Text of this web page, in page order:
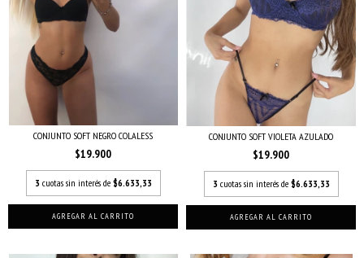
CONJUNTO SOFT NEGRO COLALESS
$19.900
3 cuotas sin interés de $6.633,33
AGREGAR AL CARRITO
CONJUNTO SOFT VIOLETA AZULADO
$19.900
3 cuotas sin interés de $6.633,33
AGREGAR AL CARRITO